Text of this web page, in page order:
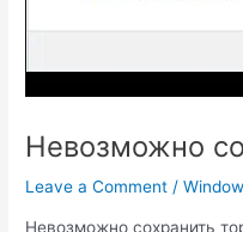
Невозможно
Leave a Comment /
Невозможно сохранить